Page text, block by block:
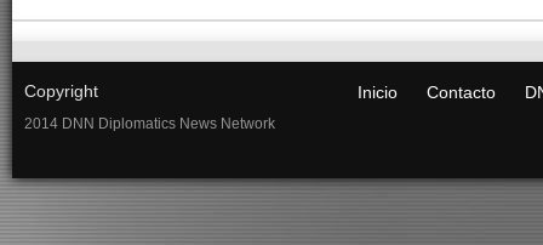
Copyright
2014 DNN Diplomatics News Network
Inicio Contacto